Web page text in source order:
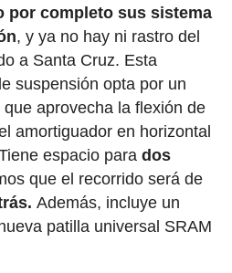
por completo sus sistema
, y ya no hay ni rastro del
a Santa Cruz. Esta
suspensión opta por un
que aprovecha la flexión de
amortiguador en horizontal
espacio para dos
que el recorrido será de
Además, incluye un
patilla universal SRAM